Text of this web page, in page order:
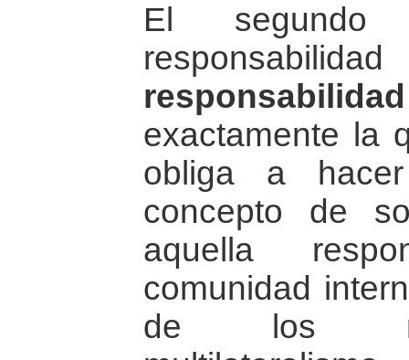
El
exactamente la
obliga a
concepto de
aquella
comunidad
de los